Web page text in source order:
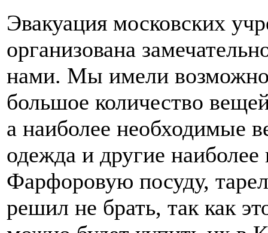
Эвакуация московских
организована
нами. Мы имели
большое количество
а наиболее необходимые
одежда и другие
Фарфоровую посуду,
решил не брать, так как